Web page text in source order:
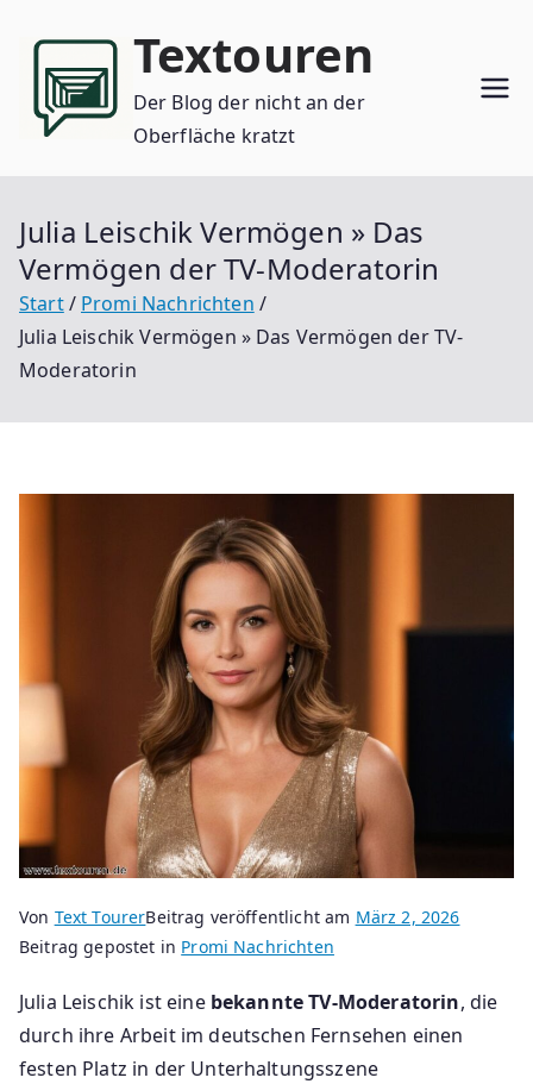
Inhalt
springen
Textouren
Der Blog der nicht an der
Oberfläche kratzt
Julia Leischik Vermögen » Das
Vermögen der TV-Moderatorin
Start
Promi Nachrichten
Julia Leischik Vermögen » Das Vermögen der TV-
Moderatorin
Von Text TourerBeitrag veröffentlicht am März 2, 2026
Beitrag gepostet in Promi Nachrichten
Julia Leischik ist eine bekannte TV-Moderatorin, die
durch ihre Arbeit im deutschen Fernsehen einen
festen Platz in der Unterhaltungsszene